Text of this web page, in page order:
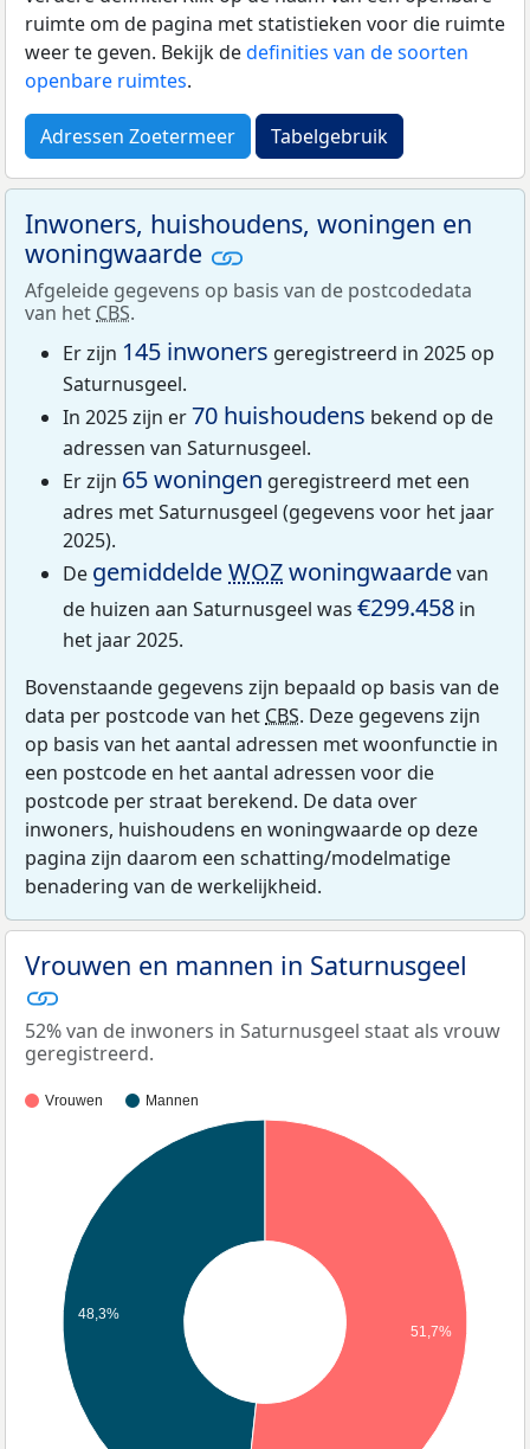
ruimte om de pagina met statistieken voor die ruimte
weer te geven. Bekijk dedefinities van de soorten
openbare ruimtes.
Adressen Zoetermeer Tabelgebruik
Inwoners, huishoudens, woningen en
woningwaarde
Afgeleide gegevens op basis van de postcodedata
van het CBS.
Er zijn 145 inwoners geregistreerd in 2025 op
Saturnusgeel.
In 2025 zijn er70 huishoudens bekend op de
adressen van Saturnusgeel.
Er zijn 65 woningen geregistreerd met een
adres met Saturnusgeel (gegevens voor het jaar
2025).
De gemiddeldeWOZwoningwaardevan
de huizen aan Saturnusgeel was €299.458 in
het jaar 2025.
Bovenstaande gegevens zijn bepaald op basis van de
data per postcode van het CBS. Deze gegevens zijn
op basis van het aantal adressen met woonfunctie in
een postcode en het aantal adressen voor die
postcode per straat berekend. De data over
inwoners, huishoudens en woningwaarde op deze
pagina zijn daarom een schatting/modelmatige
benadering van de werkelijkheid.
Vrouwen en mannen in Saturnusgeel
52% van de inwoners in Saturnusgeel staat als vrouw
geregistreerd.
Vrouwen Mannen
48,3%
51,7%